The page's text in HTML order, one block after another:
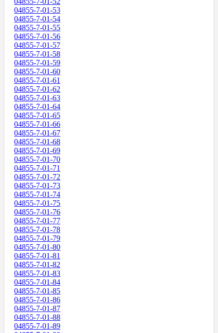
04855-7-01-53
04855-7-01-54
04855-7-01-55
04855-7-01-56
04855-7-01-57
04855-7-01-58
04855-7-01-59
04855-7-01-60
04855-7-01-61
04855-7-01-62
04855-7-01-63
04855-7-01-64
04855-7-01-65
04855-7-01-66
04855-7-01-67
04855-7-01-68
04855-7-01-69
04855-7-01-70
04855-7-01-71
04855-7-01-72
04855-7-01-73
04855-7-01-74
04855-7-01-75
04855-7-01-76
04855-7-01-77
04855-7-01-78
04855-7-01-79
04855-7-01-80
04855-7-01-81
04855-7-01-82
04855-7-01-83
04855-7-01-84
04855-7-01-85
04855-7-01-86
04855-7-01-87
04855-7-01-88
04855-7-01-89